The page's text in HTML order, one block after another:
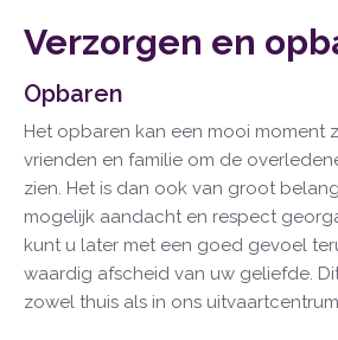
Verzorgen en
Opbaren
Het opbaren kan een mooi moment
vrienden en familie om de
zien. Het is dan ook van groot
mogelijk aandacht en respect
kunt u later met een goed gevoel
waardig afscheid van uw geliefde.
zowel thuis als in ons